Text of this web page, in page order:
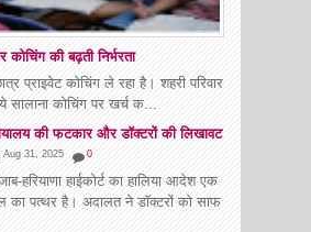
कोचिंग की बढ़ती निर्भरता
प्राइवेट कोचिंग ले रहा है। शहरी परिवार
कोचिंग पर खर्च क...
की फटकार और डॉक्टरों की लिखावट
Aug 31, 2025 0
हरियाणा हाईकोर्ट का हालिया आदेश एक
का पत्थर है। अदालत ने डॉक्टरों को साफ